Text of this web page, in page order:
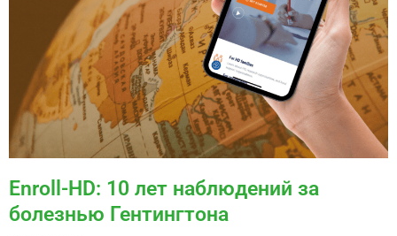
Enroll-HD: 10 лет наблюдений за
болезнью Гентингтона